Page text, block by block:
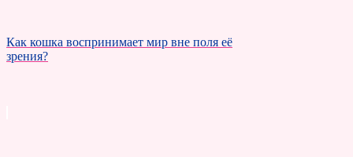
Как кошка воспринимает мир вне поля её
зрения?